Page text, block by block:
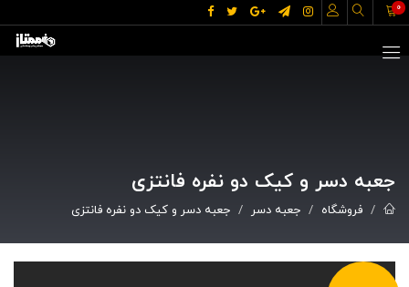
0
جعبه دسر و کیک دو نفره فانتزی
فروشگاه جعبه دسر جعبه دسر و کیک دو نفره فانتزی